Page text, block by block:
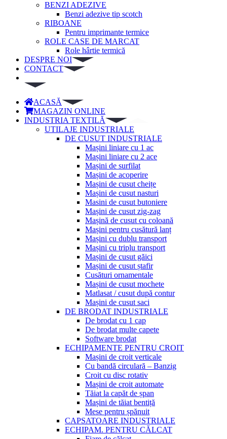
BENZI ADEZIVE
Benzi adezive tip scotch
RIBOANE
Pentru imprimante termice
ROLE CASE DE MARCAT
Role hârtie termică
DESPRE NOI
CONTACT
ACASĂ
MAGAZIN ONLINE
INDUSTRIA TEXTILĂ
UTILAJE INDUSTRIALE
DE CUSUT INDUSTRIALE
Mașini liniare cu 1 ac
Mașini liniare cu 2 ace
Mașini de surfilat
Mașini de acoperire
Mașini de cusut cheițe
Mașini de cusut nasturi
Masini de cusut butoniere
Mașini de cusut zig-zag
Mașină de cusut cu coloană
Mașini pentru cusătură lanț
Mașini cu dublu transport
Mașini cu triplu transport
Mașini de cusut găici
Mașini de cusut ștafir
Cusături ornamentale
Mașini de cusut mochete
Matlasat / cusut după contur
Mașini de cusut saci
DE BRODAT INDUSTRIALE
De brodat cu 1 cap
De brodat multe capete
Software brodat
ECHIPAMENTE PENTRU CROIT
Mașini de croit verticale
Cu bandă circulară – Banzig
Croit cu disc rotativ
Mașini de croit automate
Tăiat la capăt de șpan
Mașini de tăiat bentiță
Mese pentru șpănuit
CAPSATOARE INDUSTRIALE
ECHIPAM. PENTRU CĂLCAT